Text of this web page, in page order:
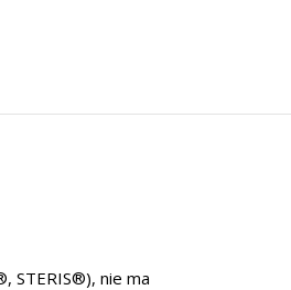
STERIS®), nie ma